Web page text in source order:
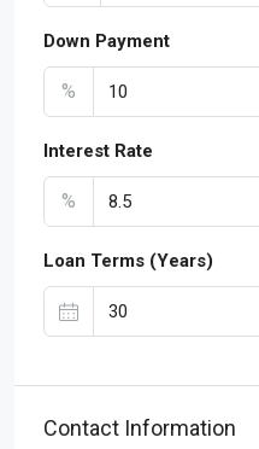
Down Payment
%
Interest Rate
%
Loan Terms (Years)
Contact Information